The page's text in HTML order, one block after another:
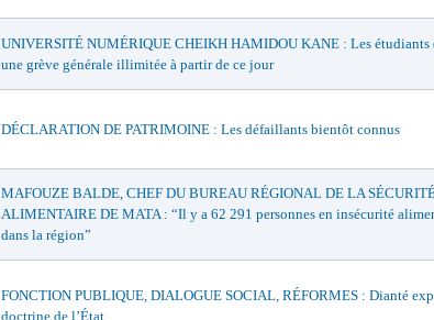
UNIVERSITÉ NUMÉRIQUE CHEIKH HAMIDOU KANE : Les étudiants
une grève générale illimitée à partir de ce jour
DÉCLARATION DE PATRIMOINE : Les défaillants bientôt connus
MAFOUZE BALDE, CHEF DU BUREAU RÉGIONAL DE LA
ALIMENTAIRE DE MATA : “Il y a 62 291 personnes en insécurité
dans la région”
FONCTION PUBLIQUE, DIALOGUE SOCIAL, RÉFORMES : Dianté
doctrine de l’État